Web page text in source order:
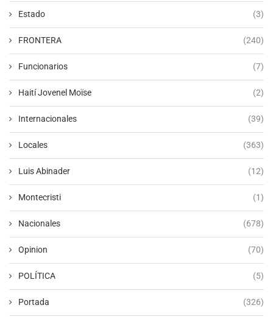
Estado (3)
FRONTERA (240)
Funcionarios (7)
Haití Jovenel Moïse (2)
Internacionales (39)
Locales (363)
Luis Abinader (12)
Montecristi (1)
Nacionales (678)
Opinion (70)
POLÍTICA (5)
Portada (326)